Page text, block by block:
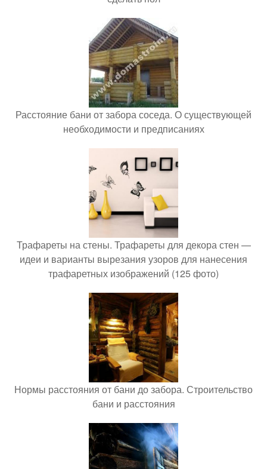
Расстояние бани от забора соседа. О существующей
необходимости и предписаниях
Трафареты на стены. Трафареты для декора стен —
идеи и варианты вырезания узоров для нанесения
трафаретных изображений (125 фото)
Нормы расстояния от бани до забора. Строительство
бани и расстояния